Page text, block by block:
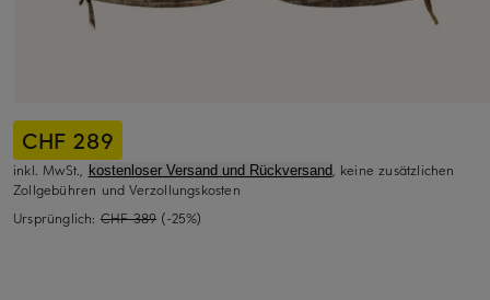
CHF 289
inkl. MwSt., kostenloser Versand und Rückversand, keine zusätzlichen
Zollgebühren und Verzollungskosten
Ursprünglich: CHF 389 (-25%)